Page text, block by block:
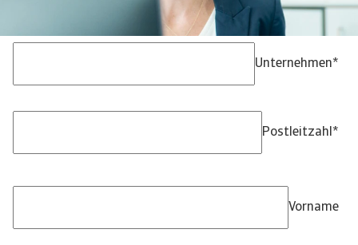
Unternehmen*
Postleitzahl *
Vorname